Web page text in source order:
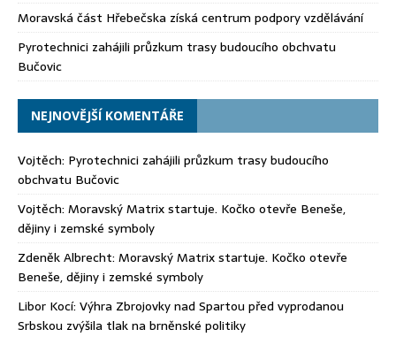
Moravská část Hřebečska získá centrum podpory vzdělávání
Pyrotechnici zahájili průzkum trasy budoucího obchvatu
Bučovic
NEJNOVĚJŠÍ KOMENTÁŘE
Vojtěch: Pyrotechnici zahájili průzkum trasy budoucího
obchvatu Bučovic
Vojtěch: Moravský Matrix startuje. Kočko otevře Beneše,
dějiny i zemské symboly
Zdeněk Albrecht: Moravský Matrix startuje. Kočko otevře
Beneše, dějiny i zemské symboly
Libor Kocí: Výhra Zbrojovky nad Spartou před vyprodanou
Srbskou zvýšila tlak na brněnské politiky